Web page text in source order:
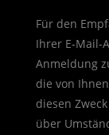
Für den
Ihrer E-Mail-
Anmeldung
die von
diesen
über